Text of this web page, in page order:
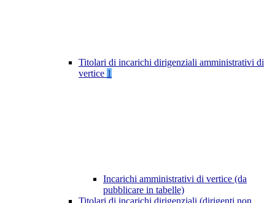
Titolari di incarichi dirigenziali amministrativi di
vertice 1
Incarichi amministrativi di vertice (da
pubblicare in tabelle)